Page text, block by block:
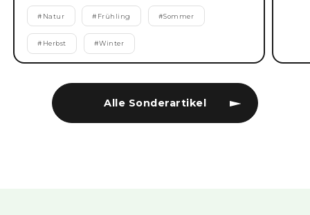
Alle Sonderartikel
# Natur # Frühling #Sommer
# Herbst #Winter